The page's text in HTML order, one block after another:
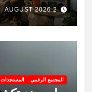
2 AUGUST 2026
المجتمع الرقمي المستجدات